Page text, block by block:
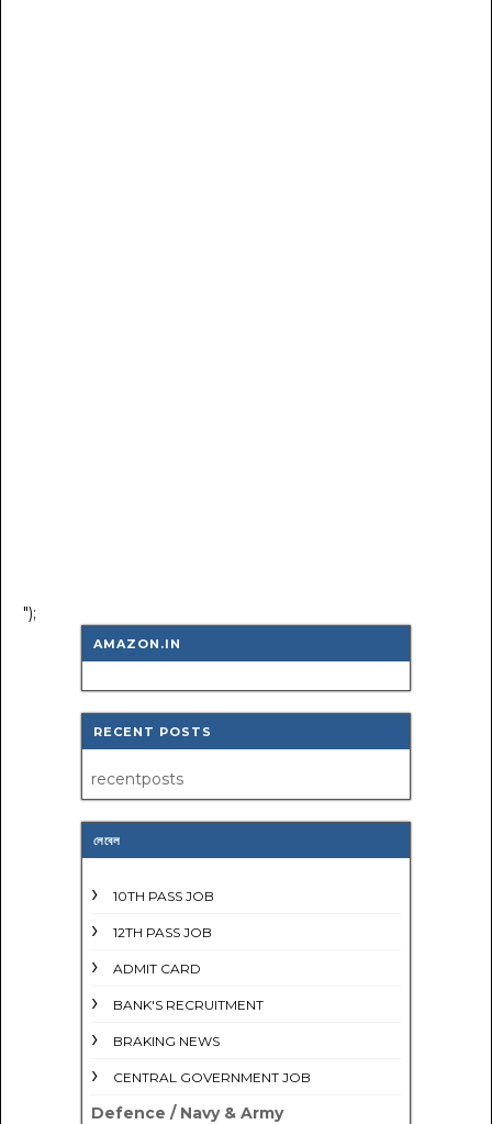
");
AMAZON.IN
RECENT POSTS
recentposts
লেবেল
10TH PASS JOB
12TH PASS JOB
ADMIT CARD
BANK'S RECRUITMENT
BRAKING NEWS
CENTRAL GOVERNMENT JOB
Defence / Navy & Army